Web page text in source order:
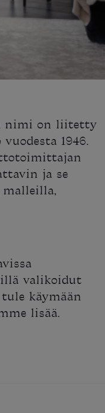
nimi on liitetty
1946.
ja se
valikoidut
käymään
lisää.